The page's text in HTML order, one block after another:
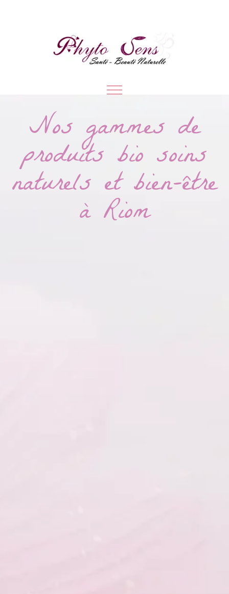
Nos gammes de
produits bio soins
naturels et bien-être
à Riom